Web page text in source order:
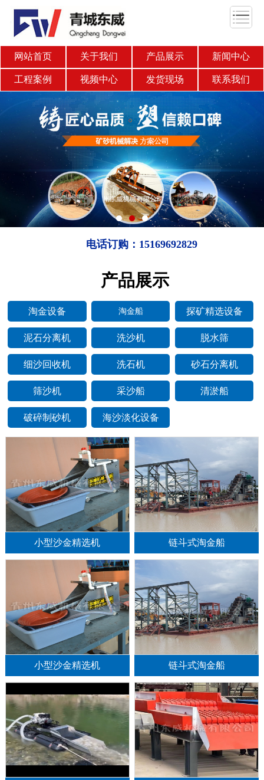
网站首页 关于我们 产品展示 新闻中心
工程案例 视频中心 发货现场 联系我们
1 3
电话订购：15169692829
产品展示
淘金设备 淘金船 探矿精选设备
泥石分离机 洗沙机 脱水筛
细沙回收机 洗石机 砂石分离机
筛沙机 采沙船 清淤船
破碎制砂机 海沙淡化设备
小型沙金精选机 链斗式淘金船
小型沙金精选机 链斗式淘金船